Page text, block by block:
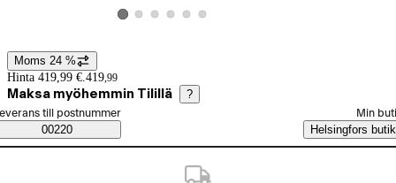
Visa produktbild 1
Visa produktbild 2
Visa produktbild 3
Visa produktbild 4
Visa produktbild 5
Visa produktbild 6
Prisinformation
Moms 24 %
Hinta 419,99 €. 419,99
Maksa myöhemmin Tilillä ?
Saatavuustiedot
beställningssätt
till postnummer
00220
Min
Helsingfors butik